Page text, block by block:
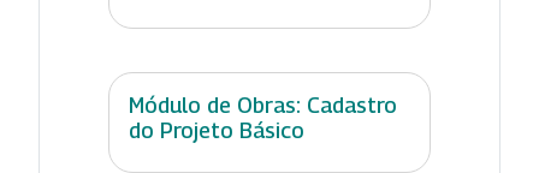
Módulo de Obras: Cadastro
do Projeto Básico